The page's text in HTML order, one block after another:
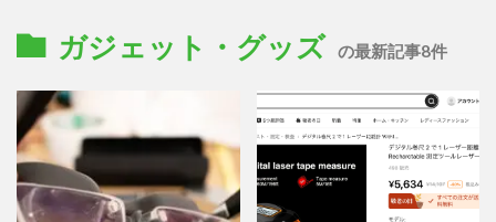
ガジェット・グッズ の最新記事8件